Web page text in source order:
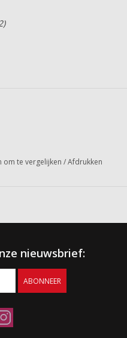
om te vergelijken /Afdrukken
nieuwsbrief:
ABONNEER